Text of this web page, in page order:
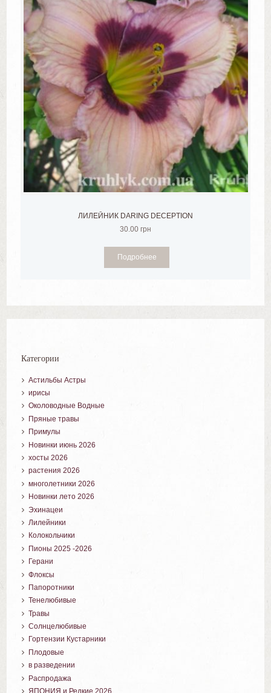
ЛИЛЕЙНИК DARING DECEPTION
30.00 грн
Подробнее
Категории
Астильбы Астры
ирисы
Околоводные Водные
Пряные травы
Примулы
Новинки июнь 2026
хосты 2026
растения 2026
многолетники 2026
Новинки лето 2026
Эхинацеи
Лилейники
Колокольчики
Пионы 2025 -2026
Герани
Флоксы
Папоротники
Тенелюбивые
Травы
Солнцелюбивые
Гортензии Кустарники
Плодовые
в разведении
Распродажа
ЯПОНИЯ и Редкие 2026